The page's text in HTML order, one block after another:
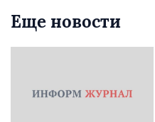
Еще новости